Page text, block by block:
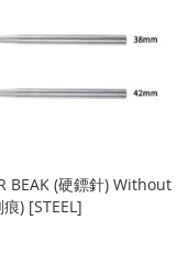
BEAK (硬鏢針) Without
) [STEEL]